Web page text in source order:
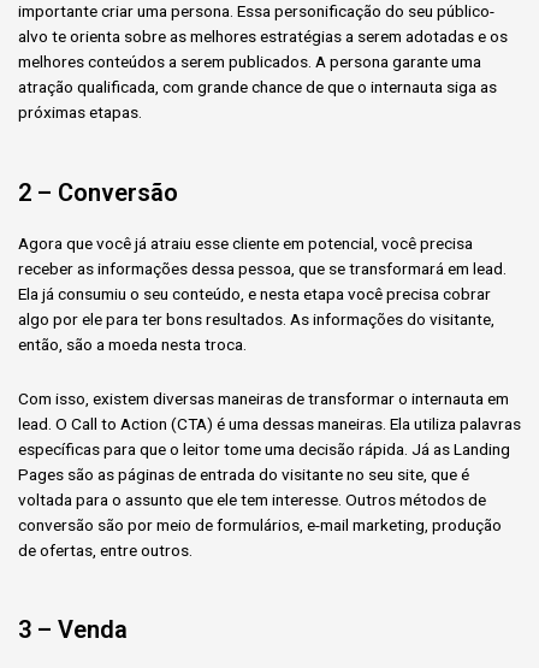
importante criar uma persona. Essa personificação do seu público-
alvo te orienta sobre as melhores estratégias a serem adotadas e os
melhores conteúdos a serem publicados. A persona garante uma
atração qualificada, com grande chance de que o internauta siga as
próximas etapas.
2 – Conversão
Agora que você já atraiu esse cliente em potencial, você precisa
receber as informações dessa pessoa, que se transformará em lead.
Ela já consumiu o seu conteúdo, e nesta etapa você precisa cobrar
algo por ele para ter bons resultados. As informações do visitante,
então, são a moeda nesta troca.
Com isso, existem diversas maneiras de transformar o internauta em
lead. O Call to Action (CTA) é uma dessas maneiras. Ela utiliza palavras
específicas para que o leitor tome uma decisão rápida. Já as Landing
Pages são as páginas de entrada do visitante no seu site, que é
voltada para o assunto que ele tem interesse. Outros métodos de
conversão são por meio de formulários, e-mail marketing, produção
de ofertas, entre outros.
3 – Venda